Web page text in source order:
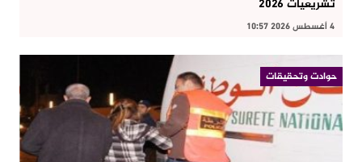
تشريعيات 2026
4 أغسطس 2026 10:57
حوادت وتحقيقات